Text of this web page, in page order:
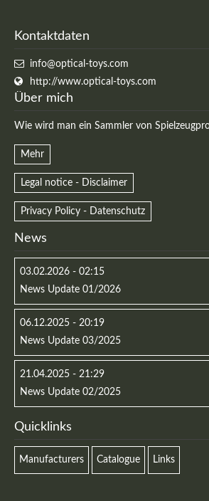
Kontaktdaten
info@optical-toys.com
http://www.optical-toys.com
Über mich
Wie wird man ein Sammler von
Mehr
Legal notice - Disclaimer
Privacy Policy - Datenschutz
News
03.02.2026 - 02:15
News Update 01/2026
06.12.2025 - 20:19
News Update 03/2025
21.04.2025 - 21:29
News Update 02/2025
Quicklinks
Manufacturers Catalogue Links